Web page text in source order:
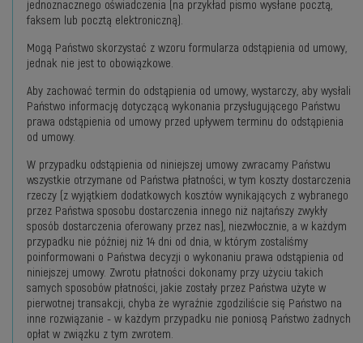
jednoznacznego oświadczenia (na przykład pismo wysłane pocztą,
faksem lub pocztą elektroniczną).
Mogą Państwo skorzystać z wzoru formularza odstąpienia od umowy,
jednak nie jest to obowiązkowe.
Aby zachować termin do odstąpienia od umowy, wystarczy, aby wysłali
Państwo informację dotyczącą wykonania przysługującego Państwu
prawa odstąpienia od umowy przed upływem terminu do odstąpienia
od umowy.
W przypadku odstąpienia od niniejszej umowy zwracamy Państwu
wszystkie otrzymane od Państwa płatności, w tym koszty dostarczenia
rzeczy (z wyjątkiem dodatkowych kosztów wynikających z wybranego
przez Państwa sposobu dostarczenia innego niż najtańszy zwykły
sposób dostarczenia oferowany przez nas), niezwłocznie, a w każdym
przypadku nie później niż 14 dni od dnia, w którym zostaliśmy
poinformowani o Państwa decyzji o wykonaniu prawa odstąpienia od
niniejszej umowy. Zwrotu płatności dokonamy przy użyciu takich
samych sposobów płatności, jakie zostały przez Państwa użyte w
pierwotnej transakcji, chyba że wyraźnie zgodziliście się Państwo na
inne rozwiązanie - w każdym przypadku nie poniosą Państwo żadnych
opłat w związku z tym zwrotem.